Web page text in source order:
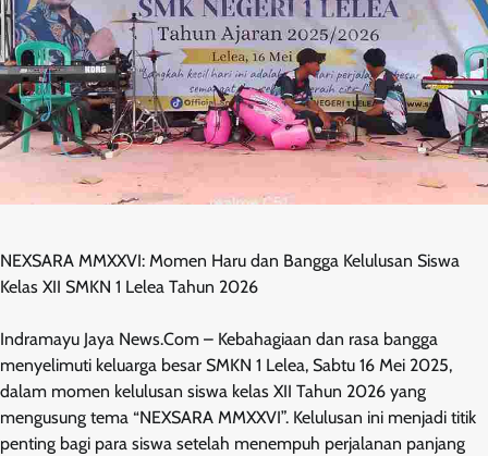
NEXSARA MMXXVI: Momen Haru dan Bangga Kelulusan Siswa
Kelas XII SMKN 1 Lelea Tahun 2026
Indramayu Jaya News.Com – Kebahagiaan dan rasa bangga
menyelimuti keluarga besar SMKN 1 Lelea, Sabtu 16 Mei 2025,
dalam momen kelulusan siswa kelas XII Tahun 2026 yang
mengusung tema “NEXSARA MMXXVI”. Kelulusan ini menjadi titik
penting bagi para siswa setelah menempuh perjalanan panjang